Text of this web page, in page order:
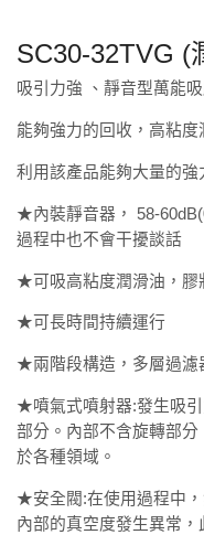
SC30-32TVG (
吸引力強 、靜音型萬能
能夠強力的回收，高粘度
利用該產品能夠大量的強
★內裝靜音器， 58-
過程中也不會干擾談話
★可吸高粘度潤滑油，膠
★可長時間持續運行
★兩階段構造，多層過濾
★噴氣式噴射器:發生吸
部分。內部不含旋轉部
於各種領域。
★安全閥:在使用過程中
內部的真空度發生異常